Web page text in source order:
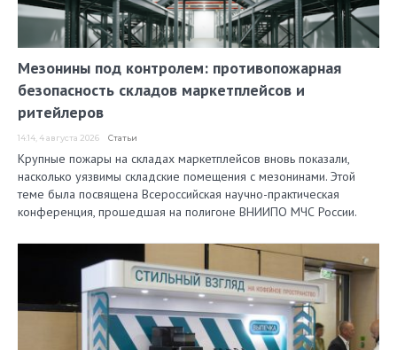
Мезонины под контролем: противопожарная
безопасность складов маркетплейсов и
ритейлеров
14:14, 4 августа 2026 Статьи
Крупные пожары на складах маркетплейсов вновь показали,
насколько уязвимы складские помещения с мезонинами. Этой
теме была посвящена Всероссийская научно-практическая
конференция, прошедшая на полигоне ВНИИПО МЧС России.